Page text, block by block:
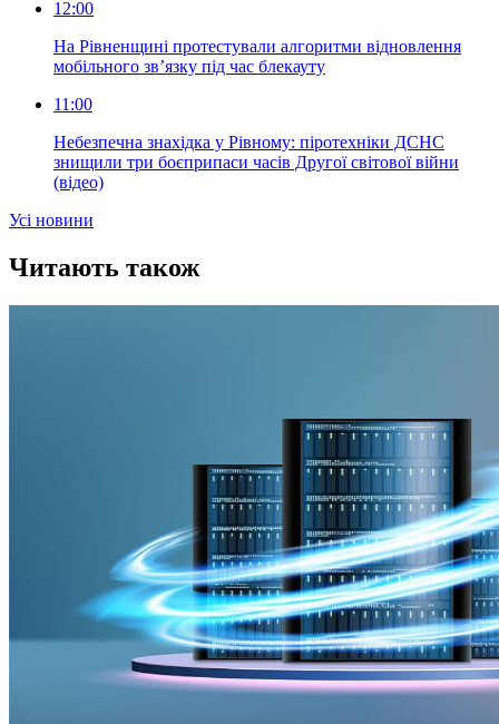
12:00
На Рівненщині протестували алгоритми відновлення
мобільного зв’язку під час блекауту
11:00
Небезпечна знахідка у Рівному: піротехніки ДСНС
знищили три боєприпаси часів Другої світової війни
(відео)
Усi новини
Читають також